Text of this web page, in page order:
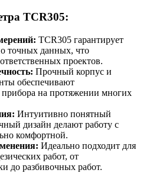
TCR305:
TCR305 гарантирует
точных данных, что
проектов.
Прочный корпус и
обеспечивают
на протяжении многих
Интуитивно понятный
дизайн делают работу с
комфортной.
Идеально подходит для
работ, от
до разбивочных работ.